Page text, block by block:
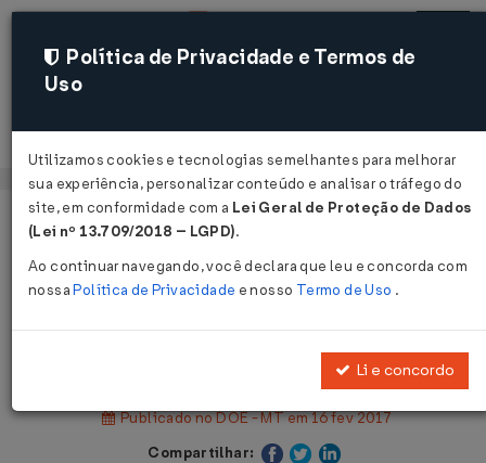
Acessar
Página Inicial
Legislações
Portaria SEFAZ Nº 31 DE 13/02/2017
Publicado no DOE - MT em 16 fev 2017
Compartilhar:
Política de Privacidade e Termos de
Uso
Utilizamos cookies e tecnologias semelhantes para melhorar
sua experiência, personalizar conteúdo e analisar o tráfego do
site, em conformidade com a Lei Geral de Proteção de Dados
(Lei nº 13.709/2018 – LGPD).
Ao continuar navegando, você declara que leu e concorda com
nossaPolítica de Privacidade e nosso Termo de Uso .
Li e concordo